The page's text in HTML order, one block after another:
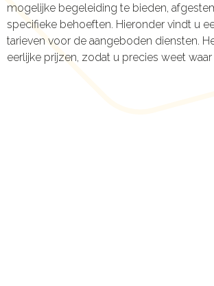
mogelijke begeleiding te bieden,
specifieke behoeften. Hieronder vindt u
tarieven voor de aangeboden diensten.
eerlijke prijzen, zodat u precies weet